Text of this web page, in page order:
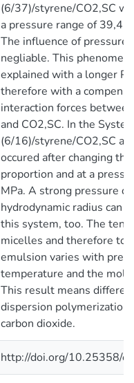
(6/37)/styrene/CO2,SC
a pressure range of 39,4
The influence of pressure
negliable. This
explained with a longer
therefore with a
interaction forces
and CO2,SC. In the
(6/16)/styrene/CO2,SC a
occured after changing
proportion and at a
MPa. A strong pressure
hydrodynamic radius can
this system, too. The
micelles and therefore to
emulsion varies with
temperature and the
This result means
dispersion polymerization
carbon dioxide.
http://doi.org/10.25358/